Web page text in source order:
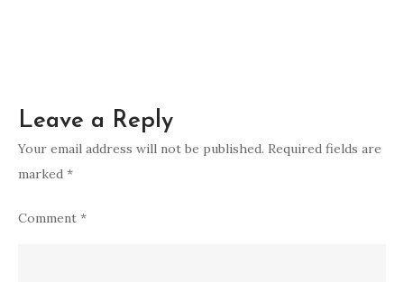
Leave a Reply
Your email address will not be published. Required fields are
marked *
Comment *